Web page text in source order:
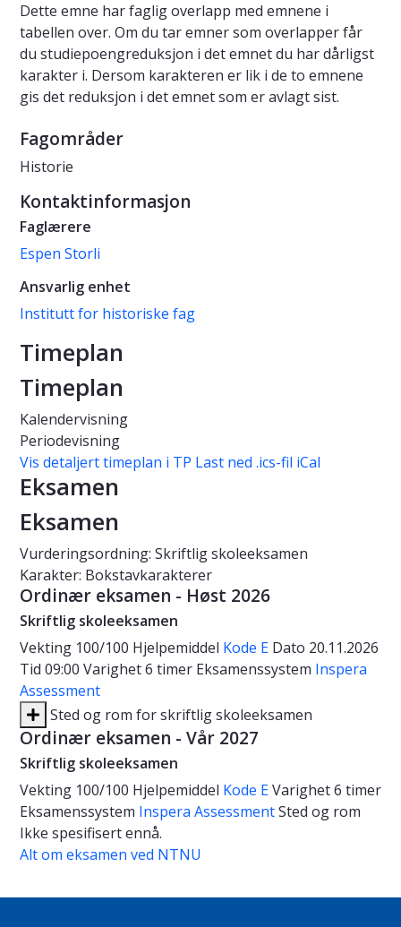
Dette emne har faglig overlapp med emnene i
tabellen over. Om du tar emner som overlapper får
du studiepoengreduksjon i det emnet du har dårligst
karakter i. Dersom karakteren er lik i de to emnene
gis det reduksjon i det emnet som er avlagt sist.
Fagområder
Historie
Kontaktinformasjon
Faglærere
Espen Storli
Ansvarlig enhet
Institutt for historiske fag
Timeplan
Timeplan
Kalendervisning
Periodevisning
Vis detaljert timeplan i TP Last ned .ics-fil iCal
Eksamen
Eksamen
Vurderingsordning: Skriftlig skoleeksamen
Karakter: Bokstavkarakterer
Ordinær eksamen - Høst 2026
Skriftlig skoleeksamen
Vekting 100/100 Hjelpemiddel Kode E Dato 20.11.2026
Tid 09:00 Varighet6 timer Eksamenssystem Inspera
Assessment
Sted og rom for skriftlig skoleeksamen
Ordinær eksamen - Vår 2027
Skriftlig skoleeksamen
Vekting 100/100 Hjelpemiddel Kode EVarighet6 timer
Eksamenssystem Inspera AssessmentSted og rom
Ikke spesifisert ennå.
Alt om eksamen ved NTNU